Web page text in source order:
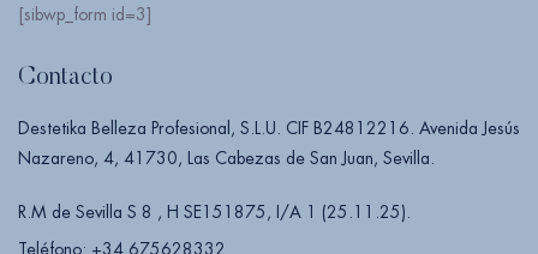
[sibwp_form id=3]
Contacto
Destetika Belleza Profesional, S.L.U. CIF B24812216. Avenida Jesús
Nazareno, 4, 41730, Las Cabezas de San Juan, Sevilla.
R.M de Sevilla S 8 , H SE151875, I/A 1 (25.11.25).
Teléfono: +34 675628332